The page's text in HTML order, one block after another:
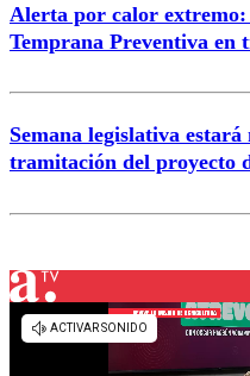
Alerta por calor
Temprana Preventiva en
Semana legislativa
tramitación del proyecto